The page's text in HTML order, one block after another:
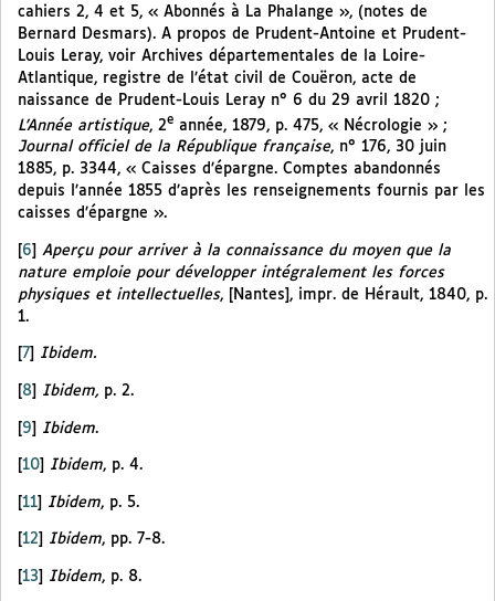
cahiers 2, 4 et 5, « Abonnés à La Phalange », (notes de
Bernard Desmars). A propos de Prudent-Antoine et Prudent-
Louis Leray, voir Archives départementales de la Loire-
Atlantique, registre de l’état civil de Couëron, acte de
naissance de Prudent-Louis Leray n° 6 du 29 avril 1820 ;
L’Année artistique, 2e année, 1879, p. 475, « Nécrologie » ;
Journal officiel de la République française, n° 176, 30 juin
1885, p. 3344, « Caisses d’épargne. Comptes abandonnés
depuis l’année 1855 d’après les renseignements fournis par les
caisses d’épargne ».
[6] Aperçu pour arriver à la connaissance du moyen que la
nature emploie pour développer intégralement les forces
physiques et intellectuelles, [Nantes], impr. de Hérault, 1840, p.
1.
7 Ibidem.
8 Ibidem, p. 2.
[9] Ibidem.
10 Ibidem, p. 4.
[11] Ibidem, p. 5.
12 Ibidem, pp. 7-8.
[13] Ibidem, p. 8.